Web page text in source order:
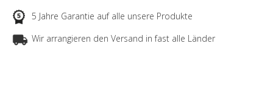
5 Jahre Garantie auf alle unsere Produkte
Wir arrangieren den Versand in fast alle Länder